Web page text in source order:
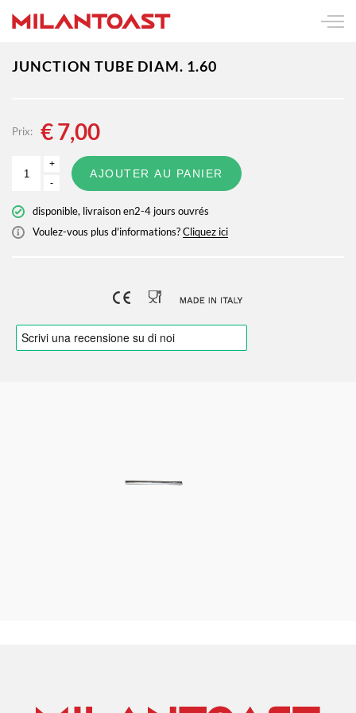
JUNCTION TUBE DIAM. 1.60
Prix: €7,00
+
-
AJOUTER AU PANIER
disponible, livraison en2-4 jours ouvrés
Voulez-vous plus d'informations?Cliquez ici